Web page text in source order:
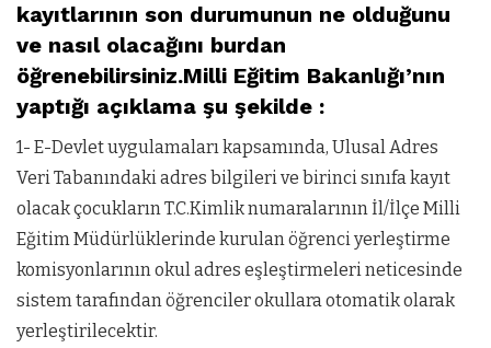
kayıtlarının son durumunun ne olduğunu
ve nasıl olacağını burdan
öğrenebilirsiniz.Milli Eğitim Bakanlığı’nın
yaptığı açıklama şu şekilde :
1- E-Devlet uygulamaları kapsamında, Ulusal Adres
Veri Tabanındaki adres bilgileri ve birinci sınıfa kayıt
olacak çocukların T.C.Kimlik numaralarının İl/İlçe Milli
Eğitim Müdürlüklerinde kurulan öğrenci yerleştirme
komisyonlarının okul adres eşleştirmeleri neticesinde
sistem tarafından öğrenciler okullara otomatik olarak
yerleştirilecektir.